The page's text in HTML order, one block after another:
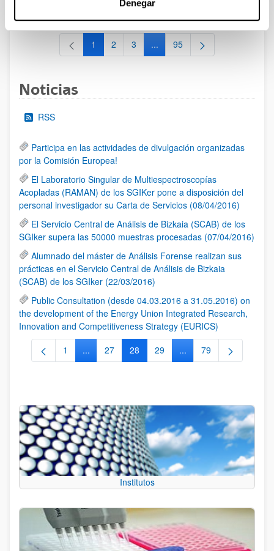
Denegar
al 30/07/2026 (ambos incluídos)
Página
1 Página
2 Página
3 ...Páginas intermedias Use TAB
Página
95
Noticias
RSS
Participa en las actividades de divulgación organizadas
por la Comisión Europea!
El Laboratorio Singular de Multiespectroscopías
Acopladas (RAMAN) de los SGIKer pone a disposición del
personal investigador su Carta de Servicios (08/04/2016)
El Servicio Central de Análisis de Bizkaia (SCAB) de los
SGIker supera las 50000 muestras procesadas (07/04/2016)
Alumnado del máster de Análisis Forense realizan sus
prácticas en el Servicio Central de Análisis de Bizkaia
(SCAB) de los SGIker (22/03/2016)
Public Consultation (desde 04.03.2016 a 31.05.2016) on
the development of the Energy Union Integrated Research,
Innovation and Competitiveness Strategy (EURICS)
Página
1 ...Páginas intermedias Use TAB para desplazarse.
Página
27 Página
28 Página
29 ...Páginas intermedias
Página
79
Institutos